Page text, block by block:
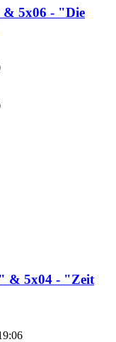
& 5x06 - "Die
& 5x04 - "Zeit